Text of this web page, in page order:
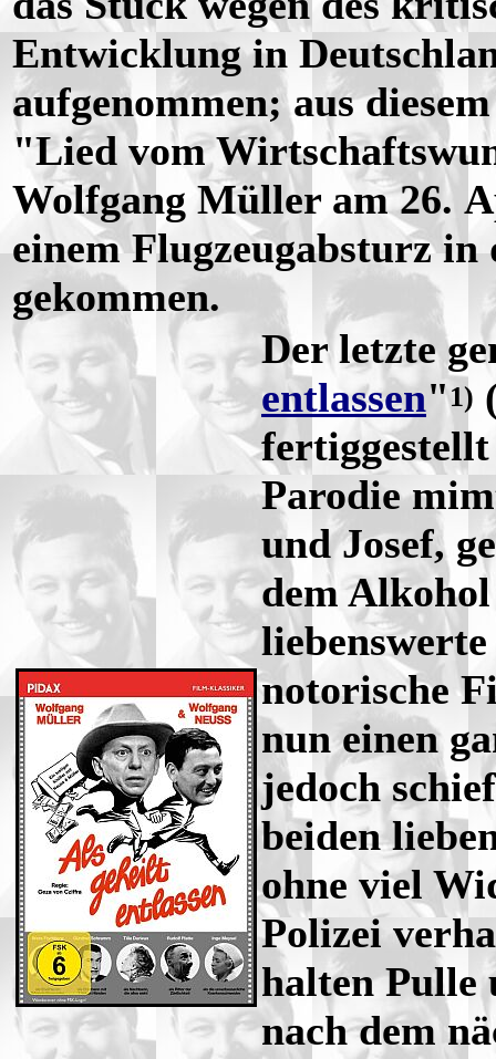
Entwicklung in
aufgenommen; aus
"Lied vom
Wolfgang Müller am 26.
einem Flugzeugabsturz in
gekommen.
Der letzte
entlassen"1)
Parodie
und Josef,
dem
notorische
nun einen
jedoch
beiden
ohne viel
Polizei
halten Pulle
nach dem